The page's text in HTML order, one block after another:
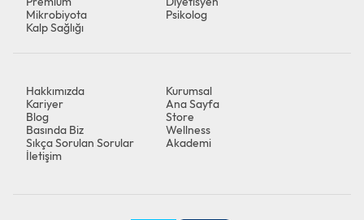
Mikrobiyota
Kalp Sağlığı
Psikolog
Hakkımızda
Kurumsal
Kariyer
Ana Sayfa
Blog
Store
Basında Biz
Wellness
Sıkça Sorulan Sorular
Akademi
İletişim